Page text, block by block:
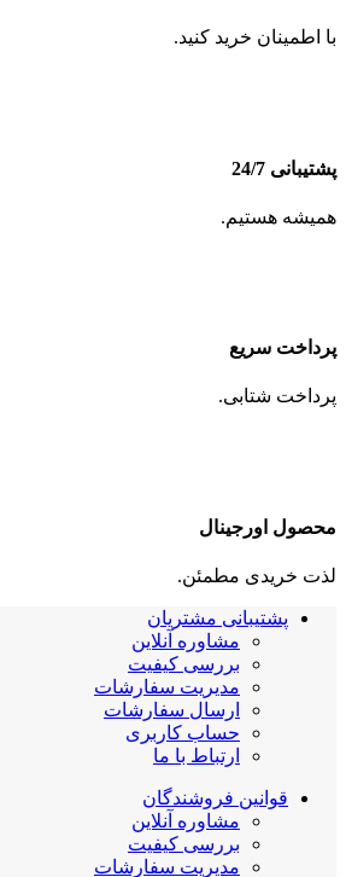
با اطمینان خرید کنید.
پشتیبانی 24/7
همیشه هستیم.
پرداخت سریع
پرداخت شتابی.
محصول اورجینال
لذت خریدی مطمئن.
پشتیبانی مشتریان
مشاوره آنلاین
بررسی کیفیت
مدیریت سفارشات
ارسال سفارشات
حساب کاربری
ارتباط با ما
قوانین فروشندگان
مشاوره آنلاین
بررسی کیفیت
مدیریت سفارشات